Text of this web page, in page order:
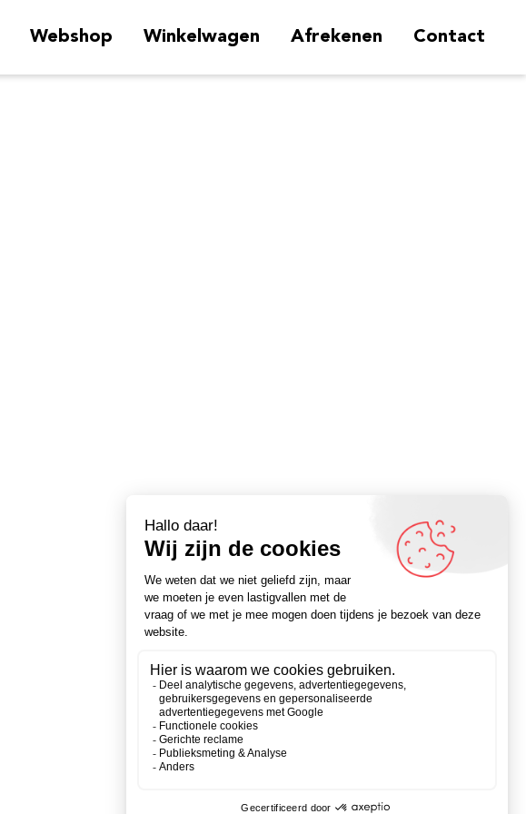
Webshop Winkelwagen Afrekenen Contact